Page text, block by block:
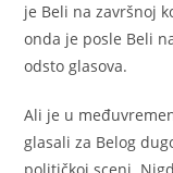
je Beli na završnoj
onda je posle Beli
odsto glasova.
Ali je u
glasali za Belog